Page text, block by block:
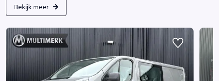
Bekijk meer